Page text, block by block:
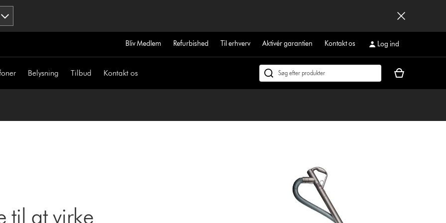
Bliv Medlem Refurbished Til erhverv Aktivér garantien Kontakt os Log ind
Belysning Tilbud Kontakt os
Søg
Indkøbskurven
til at virke